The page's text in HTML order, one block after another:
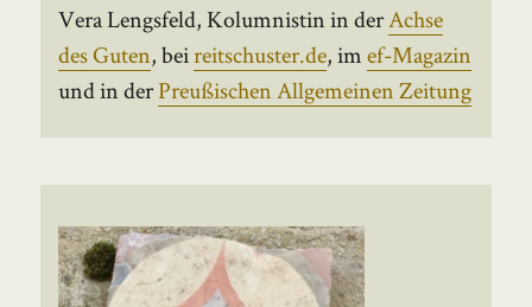
Vera Lengsfeld, Kolumnistin in derAchse
des Guten, beireitschuster.de, imef-Magazin
und in derPreußischen Allgemeinen Zeitung